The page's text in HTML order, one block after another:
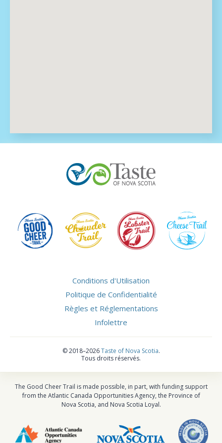
Conditions d'Utilisation
Politique de Confidentialité
Règles et Réglementations
Infolettre
©2018–2026 Taste of Nova Scotia.
Tous droits réservés.
The Good Cheer Trail is made possible, in part, with funding support
from the Atlantic Canada Opportunities Agency, the Province of
Nova Scotia, and Nova Scotia Loyal.